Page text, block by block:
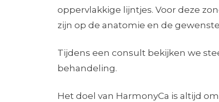
oppervlakkige lijntjes. Voor deze
zijn op de anatomie en de
Tijdens een consult bekijken we
behandeling.
Het doel van HarmonyCa is altijd